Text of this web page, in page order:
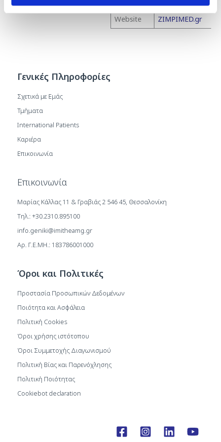
Website
ZIMPIMED.gr
Γενικές Πληροφορίες
Σχετικά με Εμάς
Τμήματα
International Patients
Καριέρα
Επικοινωνία
Επικοινωνία
Μαρίας Κάλλας 11 & Γραβιάς 2 546 45, Θεσσαλονίκη
Τηλ.: +30.2310.895100
info.geniki@imitheamg.gr
Αρ. Γ.Ε.ΜΗ.: 183786001000
Όροι και Πολιτικές
Προστασία Προσωπικών Δεδομένων
Ποιότητα και Ασφάλεια
Πολιτική Cookies
Όροι χρήσης ιστότοπου
Όροι Συμμετοχής Διαγωνισμού
Πολιτική Βίας και Παρενόχλησης
Πολιτική Ποιότητας
Cookiebot declaration